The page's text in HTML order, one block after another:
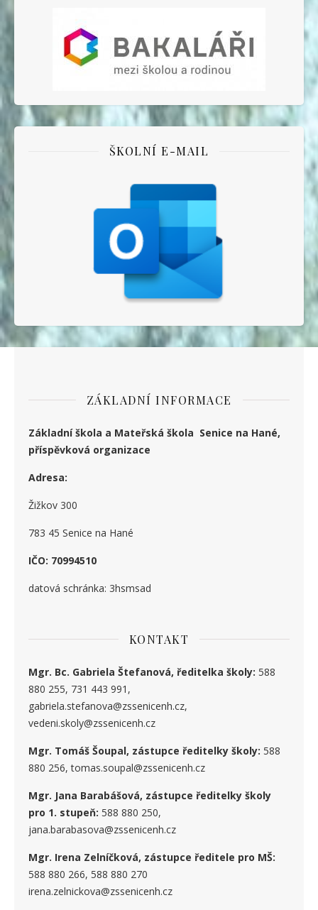
ŠKOLNÍ E-MAIL
ZÁKLADNÍ INFORMACE
Základní škola a Mateřská škola Senice na Hané,
příspěvková organizace
Adresa:
Žižkov 300
783 45 Senice na Hané
IČO: 70994510
datová schránka: 3hsmsad
KONTAKT
Mgr. Bc. Gabriela Štefanová, ředitelka školy: 588
880 255, 731 443 991,
gabriela.stefanova@zssenicenh.cz,
vedeni.skoly@zssenicenh.cz
Mgr. Tomáš Šoupal, zástupce ředitelky školy: 588
880 256, tomas.soupal@zssenicenh.cz
Mgr. Jana Barabášová, zástupce ředitelky školy
pro 1. stupeň: 588 880 250,
jana.barabasova@zssenicenh.cz
Mgr. Irena Zelníčková, zástupce ředitele pro MŠ:
588 880 266, 588 880 270
irena.zelnickova@zssenicenh.cz